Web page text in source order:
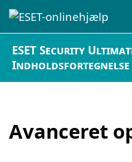
ESET Security
Indholdsfortegnelse
Avanceret